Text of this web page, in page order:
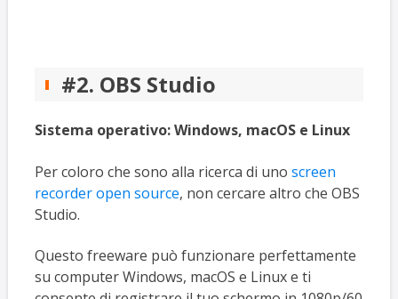
#2. OBS Studio
Sistema operativo:Windows, macOS e Linux
Per coloro che sono alla ricerca di uno screen
recorder open source, non cercare altro che OBS
Studio.
Questo freeware può funzionare perfettamente
su computer Windows, macOS e Linux e ti